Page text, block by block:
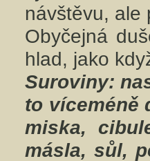
návštěvu, ale
Obyčejná
hlad, jako
Suroviny:
to víceméně
miska,
másla, sůl,